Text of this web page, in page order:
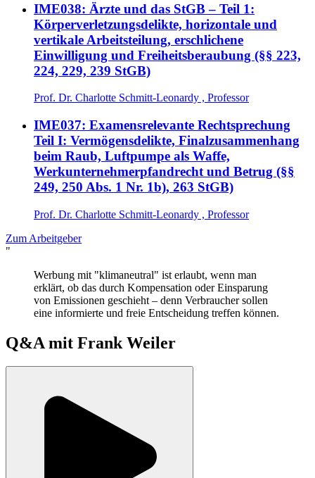
IME038: Ärzte und das StGB – Teil 1:
Körperverletzungsdelikte, horizontale und
vertikale Arbeitsteilung, erschlichene
Einwilligung und Freiheitsberaubung (§§ 223,
224, 229, 239 StGB)
Prof. Dr. Charlotte Schmitt-Leonardy , Professor
IME037: Examensrelevante Rechtsprechung
Teil I: Vermögensdelikte, Finalzusammenhang
beim Raub, Luftpumpe als Waffe,
Werkunternehmerpfandrecht und Betrug (§§
249, 250 Abs. 1 Nr. 1b), 263 StGB)
Prof. Dr. Charlotte Schmitt-Leonardy , Professor
Zum Arbeitgeber
"
Werbung mit "klimaneutral" ist erlaubt, wenn man
erklärt, ob das durch Kompensation oder Einsparung
von Emissionen geschieht – denn Verbraucher sollen
eine informierte und freie Entscheidung treffen können.
Q&A mit Frank Weiler